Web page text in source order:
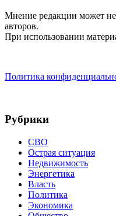
Мнение редакции может
авторов.
При использовании
Политика
Рубрики
СВО
Острая ситуация
Недвижимость
Энергетика
Власть
Политика
Экономика